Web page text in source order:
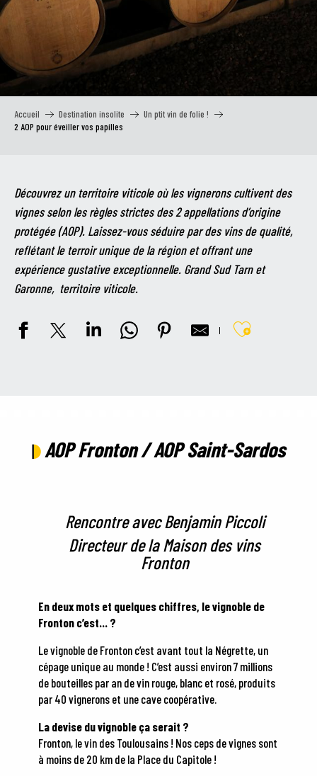
Accueil Destination insolite
Un ptit vin de folie !
2 AOP pour éveiller vos papilles
Découvrez un territoire viticole où les vignerons cultivent des
vignes selon les règles strictes des 2 appellations d’origine
protégée (AOP). Laissez-vous séduire par des vins de qualité,
reflétant le terroir unique de la région et offrant une
expérience gustative exceptionnelle. Grand Sud Tarn et
Garonne, territoire viticole.
Ajouter
AOP Fronton / AOP Saint-Sardos
Rencontre avec Benjamin Piccoli
Directeur de la Maison des vins
Fronton
En deux mots et quelques chiffres, le vignoble de
Fronton c’est… ?
Le vignoble de Fronton c’est avant tout la Négrette, un
cépage unique au monde ! C’est aussi environ 7 millions
de bouteilles par an de vin rouge, blanc et rosé, produits
par 40 vignerons et une cave coopérative.
La devise du vignoble ça serait ?
Fronton, le vin des Toulousains ! Nos ceps de vignes sont
à moins de 20 km de la Place du Capitole !